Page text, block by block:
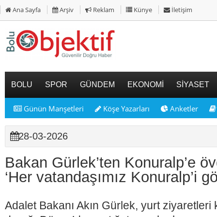
Ana Sayfa Arşiv Reklam Künye İletişim
BOLU SPOR GÜNDEM EKONOMİ SİYASET
Günün Manşetleri Köşe Yazarları Anketler
28-03-2026
Bakan Gürlek’ten Konuralp’e
‘Her vatandaşımız Konuralp’i
Adalet Bakanı Akın Gürlek, yurt ziyaretleri